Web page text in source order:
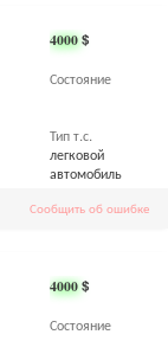
4000$
Состояние
Тип т.с.
легковой
автомобиль
Сообщить об ошибке
4000$
Состояние